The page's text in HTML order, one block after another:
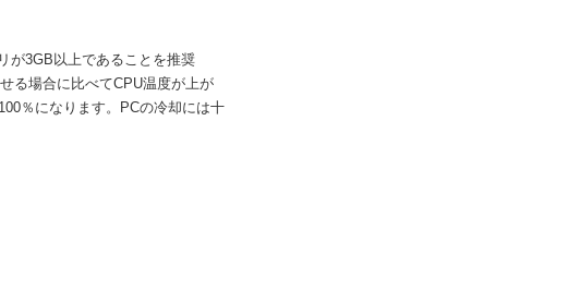
が3GB以上であることを推奨
る場合に比べてCPU温度が上が
％になります。PCの冷却には十